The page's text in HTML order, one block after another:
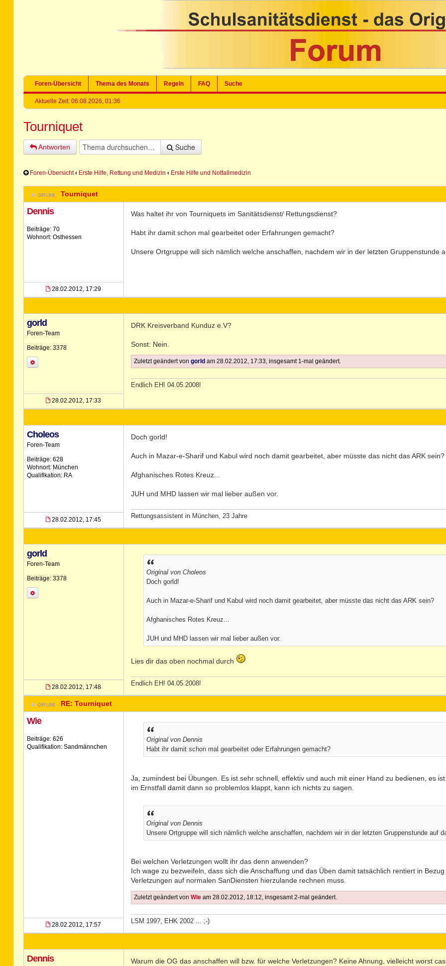
Foren-Übersicht Thema des Monats Regeln FAQ Suche
Aktuelle Zeit: 06.08.2026, 01:36
Tourniquet
Antworten Suche
Foren-Übersicht ‹ Erste Hilfe, Rettung und Medizin ‹ Erste Hilfe und Notfallmedizin
Tourniquet
Dennis
Beiträge: 70
Wohnort: Osthessen
28.02.2012, 17:29
Was haltet ihr von Tourniquets im Sanitätsdienst/ Rettungsdienst?
Habt ihr damit schon mal gearbeitet oder Erfahrungen gemacht?
Unsere Ortgruppe will sich nämlich welche anschaffen, nachdem wir in der letzten Gruppenstunde
gorld
Foren-Team
Beiträge: 3378
28.02.2012, 17:33
DRK Kreisverband Kunduz e.V?
Sonst: Nein.
Zuletzt geändert von gorld am 28.02.2012, 17:33, insgesamt 1-mal geändert.
Endlich EH! 04.05.2008!
Choleos
Foren-Team
Beiträge: 628
Wohnort: München
Qualifikation: RA
28.02.2012, 17:45
Doch gorld!
Auch in Mazar-e-Sharif und Kabul wird noch damit gearbeitet, aber müsste das nicht das ARK sein?
Afghanisches Rotes Kreuz...
JUH und MHD lassen wir mal lieber außen vor.
Rettungsassistent in München, 23 Jahre
gorld
Foren-Team
Beiträge: 3378
28.02.2012, 17:48
Original von Choleos
Doch gorld!
Auch in Mazar-e-Sharif und Kabul wird noch damit gearbeitet, aber müsste das nicht das ARK sein?
Afghanisches Rotes Kreuz...
JUH und MHD lassen wir mal lieber außen vor.
Lies dir das oben nochmal durch
Endlich EH! 04.05.2008!
RE: Tourniquet
Wie
Beiträge: 626
Qualifikation: Sandmännchen
28.02.2012, 17:57
Original von Dennis
Habt ihr damit schon mal gearbeitet oder Erfahrungen gemacht?
Ja, zumindest bei Übungen. Es ist sehr schnell, effektiv und auch mit einer Hand zu bedienen, es
im Ernstfall damit dann so problemlos klappt, kann ich nichts zu sagen.
Original von Dennis
Unsere Ortgruppe will sich nämlich welche anschaffen, nachdem wir in der letzten Gruppenstunde auf
Bei welchen Verletzungen wollt ihr das denn anwenden?
Ich wage zu bezweifeln, dass sich die Anschaffung und das Üben damit tatsächlich rentiert in
Verletzungen auf normalen SanDiensten hierzulande rechnen muss.
Zuletzt geändert von Wieam 28.02.2012, 18:12, insgesamt 2-mal geändert.
LSM 199?, EHK 2002 ... ;-)
Dennis Warum die OG das anschaffen will bzw. für welche Verletzungen? Keine Ahnung, vielleicht worst